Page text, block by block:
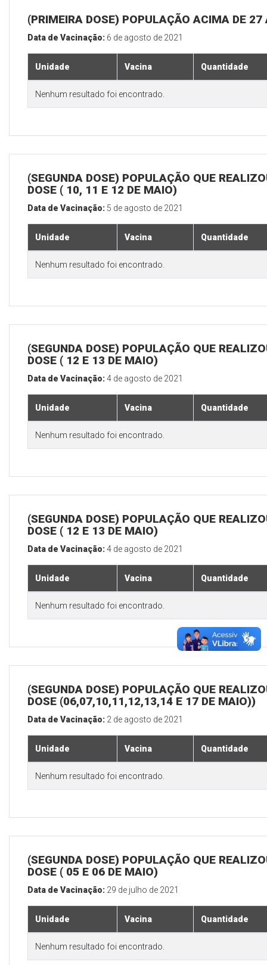
(PRIMEIRA DOSE) POPULAÇÃO ACIMA DE 27
Data de Vacinação: 6 de agosto de 2021
Unidade Vacina Quantidade
Nenhum resultado foi encontrado.
(SEGUNDA DOSE) POPULAÇÃO QUE
DOSE ( 10, 11 E 12 DE MAIO)
Data de Vacinação: 5 de agosto de 2021
Unidade Vacina Quantidade
Nenhum resultado foi encontrado.
(SEGUNDA DOSE) POPULAÇÃO QUE
DOSE ( 12 E 13 DE MAIO)
Data de Vacinação:4 de agosto de 2021
Unidade Vacina Quantidade
Nenhum resultado foi encontrado.
(SEGUNDA DOSE) POPULAÇÃO QUE
DOSE ( 12 E 13 DE MAIO)
Data de Vacinação:4 de agosto de 2021
Unidade Vacina Quantidade
Nenhum resultado foi encontrado.
(SEGUNDA DOSE) POPULAÇÃO QUE
DOSE (06,07,10,11,12,13,14 E 17 DE MAIO))
Data de Vacinação: 2 de agosto de 2021
Unidade Vacina Quantidade
Nenhum resultado foi encontrado.
(SEGUNDA DOSE) POPULAÇÃO QUE
DOSE ( 05 E 06 DE MAIO)
Data de Vacinação: 29 de julho de 2021
Unidade Vacina Quantidade
Nenhum resultado foi encontrado.